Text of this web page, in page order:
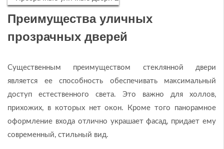
Преимущества уличных
прозрачных дверей
Существенным преимуществом стеклянной двери
является ее способность обеспечивать максимальный
доступ естественного света. Это важно для холлов,
прихожих, в которых нет окон. Кроме того панорамное
оформление входа отлично украшает фасад, придает ему
современный, стильный вид.